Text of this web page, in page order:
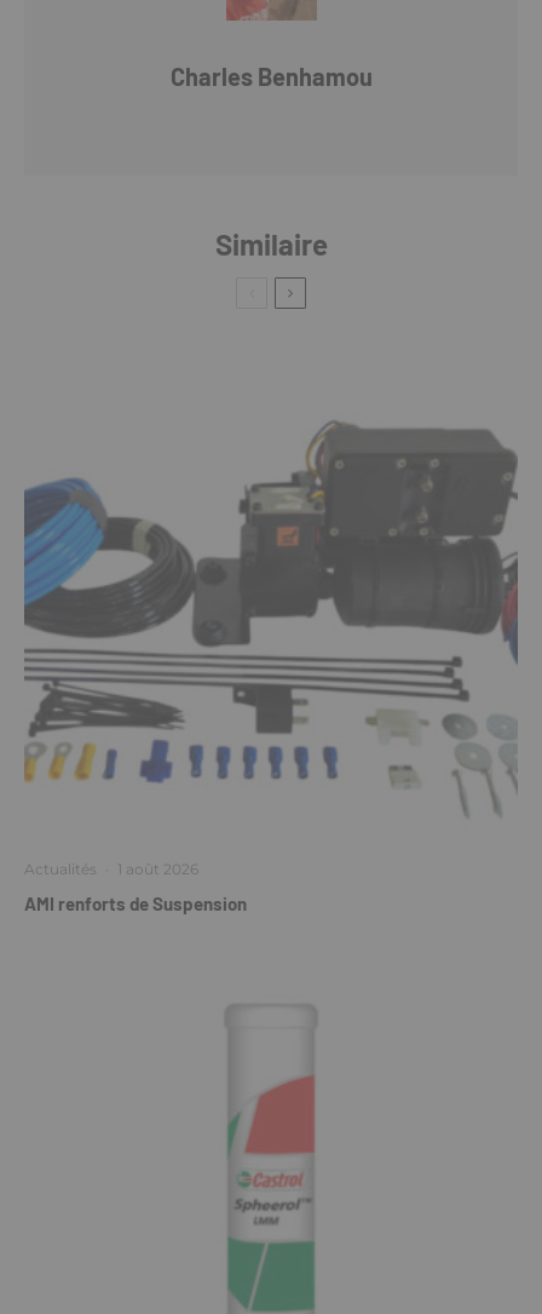
Charles Benhamou
Similaire
Actualités · 1 août 2026
AMI renforts de Suspension